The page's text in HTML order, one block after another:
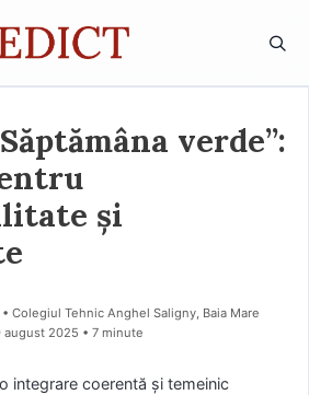
verde”:
și
• Colegiul Tehnic Anghel Saligny, Baia Mare
august 2025 • 7 minute
integrare coerentă și temeinic